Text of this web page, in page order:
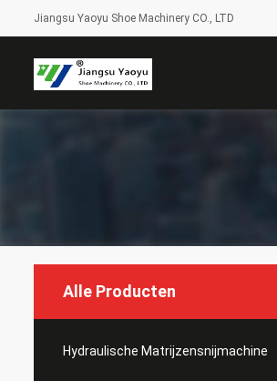
Jiangsu Yaoyu Shoe Machinery CO., LTD
Alle Producten
Hydraulische Matrijzensnijmachine